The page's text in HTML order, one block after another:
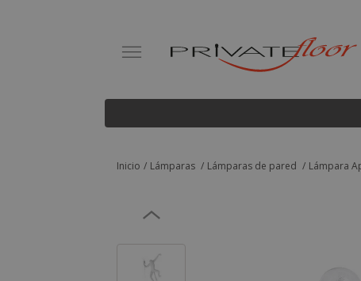
Inicio Lámparas Lámparas de pared Lámpara